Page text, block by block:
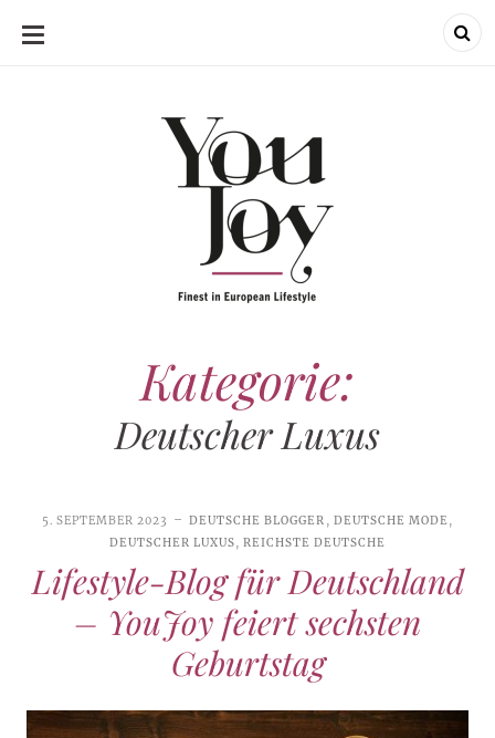
SKIP
Kategorie:
Deutscher Luxus
5. SEPTEMBER 2023 DEUTSCHE BLOGGER , DEUTSCHE MODE,
DEUTSCHER LUXUS, REICHSTE DEUTSCHE
Lifestyle-Blog für Deutschland
– YouJoy feiert sechsten
Geburtstag